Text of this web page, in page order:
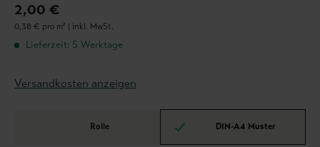
2,00 €
0,38 € pro m² | inkl. MwSt.
Lieferzeit: 5 Werktage
Versandkosten anzeigen
Rolle DIN-A4 Muster